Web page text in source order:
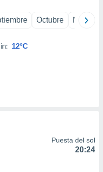
Octubre
12°C
Puesta del sol
20:24